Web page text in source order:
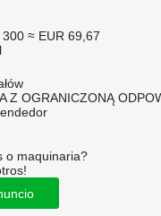
300 ≈ EUR 69,67
Z OGRANICZONĄ
o maquinaria?